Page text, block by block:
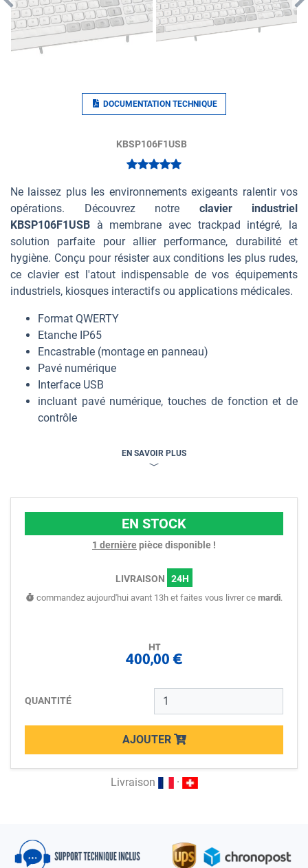
DOCUMENTATION TECHNIQUE
KBSP106F1USB
Ne laissez plus les environnements exigeants ralentir vos
opérations. Découvrez notre clavier industriel
KBSP106F1USB à membrane avec trackpad intégré, la
solution parfaite pour allier performance, durabilité et
hygiène. Conçu pour résister aux conditions les plus rudes,
ce clavier est l'atout indispensable de vos équipements
industriels, kiosques interactifs ou applications médicales.
Format QWERTY
Etanche IP65
Encastrable (montage en panneau)
Pavé numérique
Interface USB
incluant pavé numérique, touches de fonction et de
contrôle
EN SAVOIR PLUS
EN STOCK
1 dernière pièce disponible !
LIVRAISON 24H
commandez aujourd'hui avant 13h et faites vous livrer ce mardi.
HT
400,00 €
QUANTITÉ
AJOUTER
Livraison
·